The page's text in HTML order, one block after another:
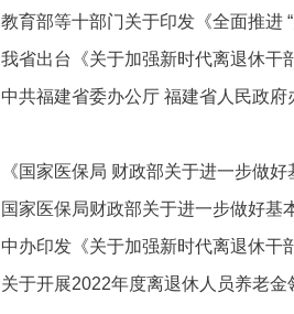
教育部等十部门关于印发《全面推进
我省出台《关于加强新时代离退休干
中共福建省委办公厅 福建省人民政
《国家医保局 财政部关于进一步做
国家医保局财政部关于进一步做好基
中办印发《关于加强新时代离退休干
关于开展2022年度离退休人员养老